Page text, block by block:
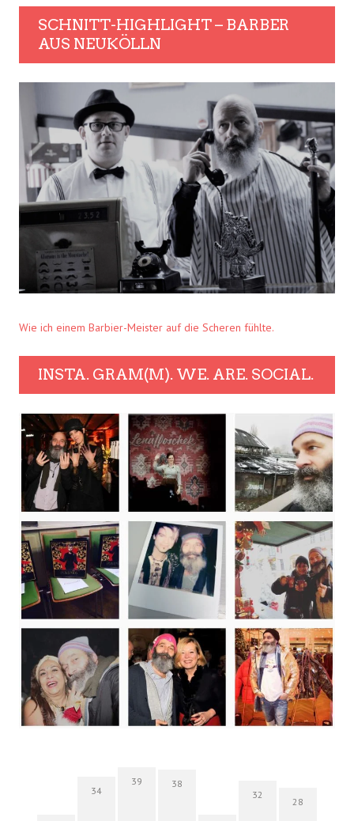
SCHNITT-HIGHLIGHT – BARBER
AUS NEUKÖLLN
Wie ich einem Barbier-Meister auf die Scheren fühlte.
INSTA. GRAM(M). WE. ARE. SOCIAL.
34
39 38
32
28